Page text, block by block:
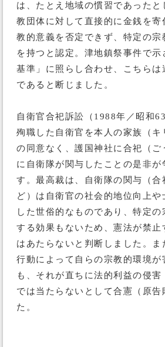
は、たとえ地域の慣習であったと
教団体に対して直接的に金銭を寄
教的意義を否定できず、特定の宗
を持つと認定。津地鎮祭事件で示
基準」に照らし合わせ、こちらは
であると断じました。
自衛官合祀訴訟（1988年／昭和63
殉職した自衛官を本人の家族（キ
の同意なく、護国神社に合祀（ご
に自衛隊が関与したことの是非が
す。最高裁は、自衛隊の関与（合
ど）は自衛官の社会的地位向上や
した世俗的なものであり、特定の
する効果もないため、憲法が禁止
はあたらないと判断しました。ま
行動によって自らの宗教的環境が
も、それが直ちに法的利益の侵害
では当たらないとして合憲（原告
た。